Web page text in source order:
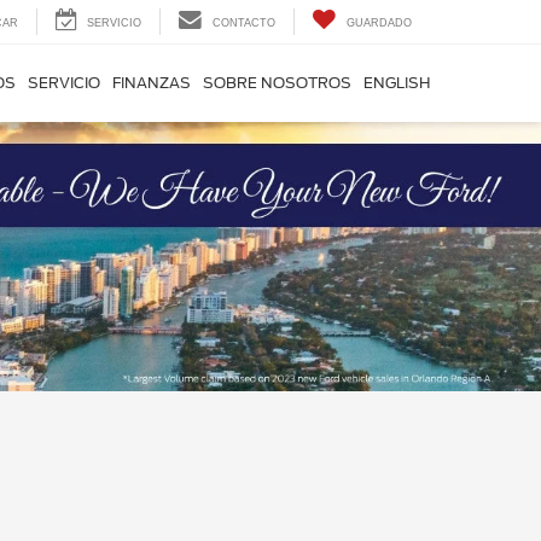
SERVICIO CONTACTO GUARDADO
SERVICIO FINANZAS SOBRE NOSOTROS ENGLISH